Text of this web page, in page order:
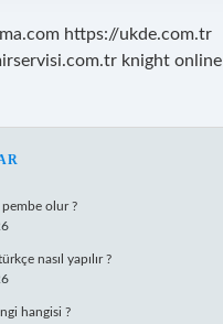
https://ukde.com.tr
knight online
olur ?
nasıl yapılır ?
hangisi ?